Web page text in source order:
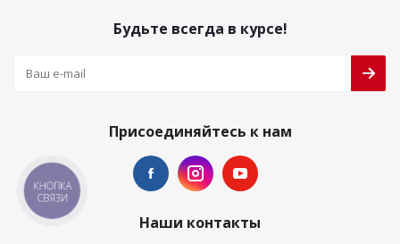
Будьте всегда в курсе!
Присоединяйтесь к нам
Наши контакты
КНОПКА
СВЯЗИ